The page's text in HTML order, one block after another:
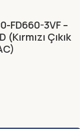
FD660-3VF –
Çıkık